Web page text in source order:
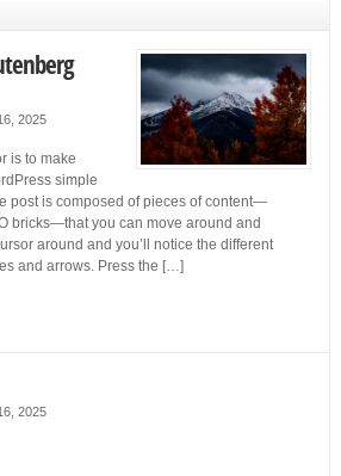
2025
is to make
simple
post is composed of pieces of content—
bricks—that you can move around and
around and you’ll notice the different
and arrows. Press the […]
2025